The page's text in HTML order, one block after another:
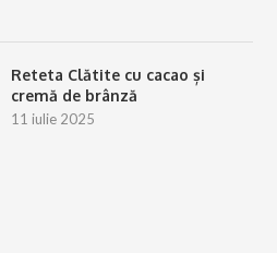
Reteta Clătite cu cacao și
cremă de brânză
11 iulie 2025